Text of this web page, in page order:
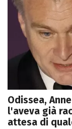
Odissea,
l'aveva già
attesa di